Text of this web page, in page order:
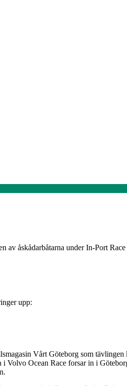
av åskådarbåtarna under In-Port
upp:
Vårt Göteborg som
i Volvo Ocean Race forsar in i